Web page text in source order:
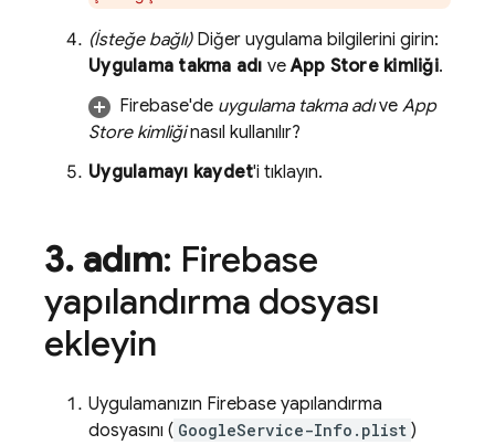
(İsteğe bağlı)Diğer uygulama bilgilerini girin:
Uygulama takma adı veApp Store kimliği.
Firebase'de uygulama takma adıve App
Store kimliğinasıl kullanılır?
Uygulamayı kaydet'i tıklayın.
3. adım: Firebase
yapılandırma dosyası
ekleyin
Uygulamanızın Firebase yapılandırma
dosyasını ( GoogleService-Info.plist )